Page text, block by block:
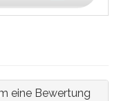
eine Bewertung